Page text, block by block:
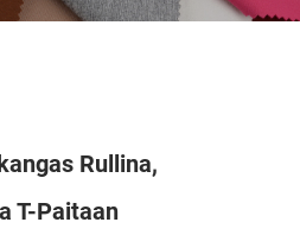
Rullina,
T-Paitaan